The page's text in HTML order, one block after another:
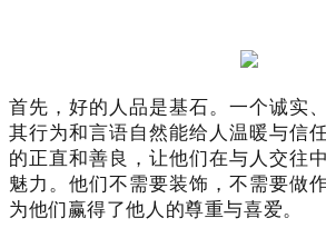
首先，好的人品是基石。一个诚实
其行为和言语自然能给人温暖与信
的正直和善良，让他们在与人交往
魅力。他们不需要装饰，不需要做
为他们赢得了他人的尊重与喜爱。